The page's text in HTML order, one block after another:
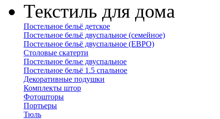
Текстиль для дома
Постельное бельё детское
Постельное бельё двуспальное (семейное)
Постельное бельё двуспальное (ЕВРО)
Столовые скатерти
Постельное белье двуспальное
Постельное бельё 1.5 спальное
Декоративные подушки
Комплекты штор
Фотошторы
Портьеры
Тюль